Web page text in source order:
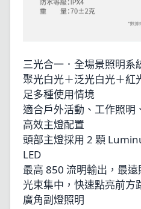
三光合一．全場景照明系
聚光白光＋泛光白光＋紅
足多種使用情境
適合戶外活動、工作照明
高效主燈配置
頭部主燈採用 2 顆
LED
最高 850 流明輸出，最
光束集中，快速點亮前方
廣角副燈照明